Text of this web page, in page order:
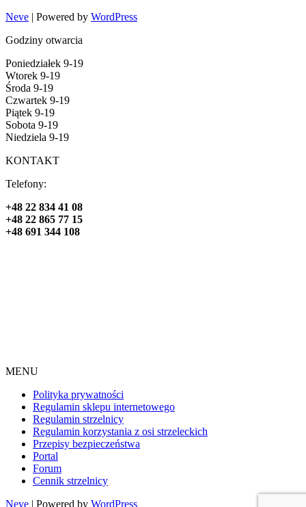
Neve | Powered by WordPress
Godziny otwarcia
Poniedziałek 9-19
Wtorek 9-19
Środa 9-19
Czwartek 9-19
Piątek 9-19
Sobota 9-19
Niedziela 9-19
KONTAKT
Telefony:
+48 22 834 41 08
+48 22 865 77 15
+48 691 344 108
MENU
Polityka prywatności
Regulamin sklepu internetowego
Regulamin strzelnicy
Regulamin korzystania z osi strzeleckich
Przepisy bezpieczeństwa
Portal
Forum
Cennik strzelnicy
Neve | Powered by WordPress